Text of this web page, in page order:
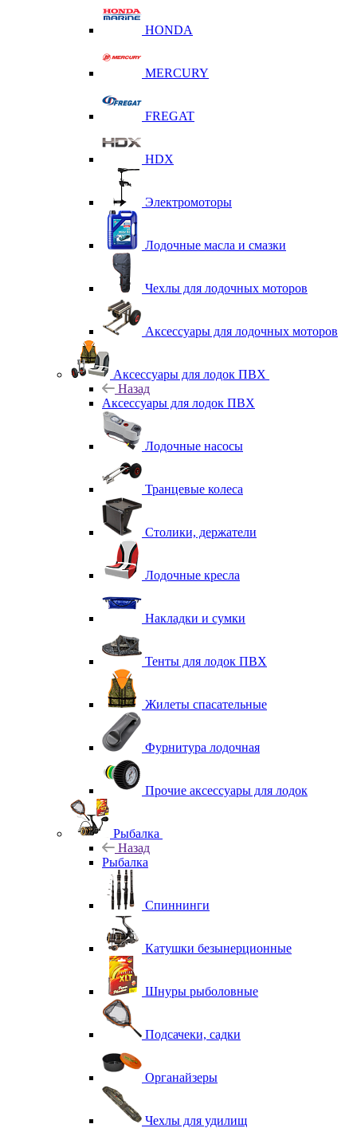
HONDA
MERCURY
FREGAT
HDX
Электромоторы
Лодочные масла и смазки
Чехлы для лодочных моторов
Аксессуары для лодочных моторов
Аксессуары для лодок ПВХ
Назад
Аксессуары для лодок ПВХ
Лодочные насосы
Транцевые колеса
Столики, держатели
Лодочные кресла
Накладки и сумки
Тенты для лодок ПВХ
Жилеты спасательные
Фурнитура лодочная
Прочие аксессуары для лодок
Рыбалка
Назад
Рыбалка
Спиннинги
Катушки безынерционные
Шнуры рыболовные
Подсачеки, садки
Органайзеры
Чехлы для удилищ